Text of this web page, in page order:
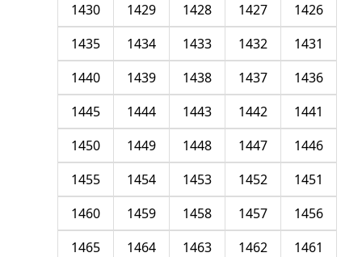
1426
1427
1428
1429
1430
1431
1432
1433
1434
1435
1436
1437
1438
1439
1440
1441
1442
1443
1444
1445
1446
1447
1448
1449
1450
1451
1452
1453
1454
1455
1456
1457
1458
1459
1460
1461
1462
1463
1464
1465